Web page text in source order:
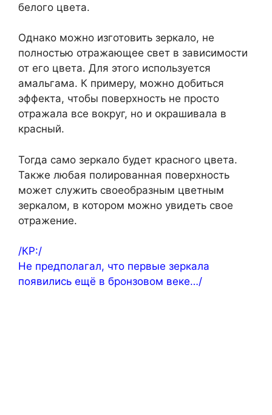
белого цвета.
Однако можно изготовить зеркало, не
полностью отражающее свет в зависимости
от его цвета. Для этого используется
амальгама. К примеру, можно добиться
эффекта, чтобы поверхность не просто
отражала все вокруг, но и окрашивала в
красный.
Тогда само зеркало будет красного цвета.
Также любая полированная поверхность
может служить своеобразным цветным
зеркалом, в котором можно увидеть свое
отражение.
/КР:/
Не предполагал, что первые зеркала
появились ещё в бронзовом веке…/